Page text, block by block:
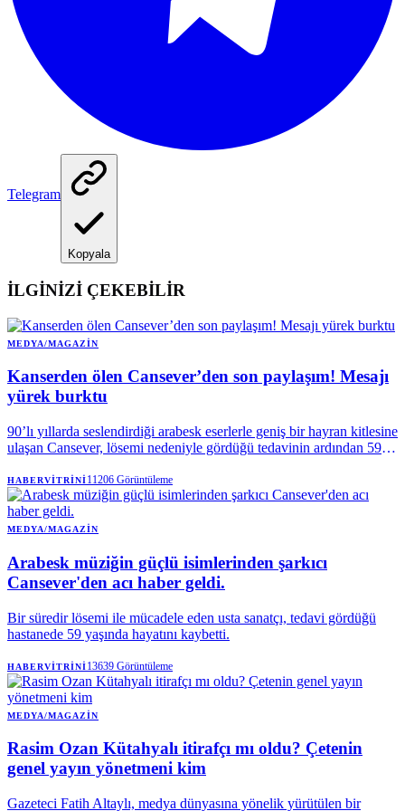
Telegram
Kopyala
İLGİNİZİ ÇEKEBİLİR
MEDYA/MAGAZIN
Kanserden ölen Cansever’den son paylaşım! Mesajı
yürek burktu
90’lı yıllarda seslendirdiği arabesk eserlerle geniş bir hayran kitlesine
ulaşan Cansever, lösemi nedeniyle gördüğü tedavinin ardından 59
sosyal medya hesabından yaptığı son paylaşım ise sevenlerini
duygulandırdı.
HABERVITRINI11206 Görüntüleme
MEDYA/MAGAZIN
Arabesk müziğin güçlü isimlerinden şarkıcı
Cansever'den acı haber geldi.
Bir süredir lösemi ile mücadele eden usta sanatçı, tedavi gördüğü
hastanede 59 yaşında hayatını kaybetti.
HABERVITRINI13639 Görüntüleme
MEDYA/MAGAZIN
Rasim Ozan Kütahyalı itirafçı mı oldu? Çetenin
genel yayın yönetmeni kim
Gazeteci Fatih Altaylı, medya dünyasına yönelik yürütülen bir